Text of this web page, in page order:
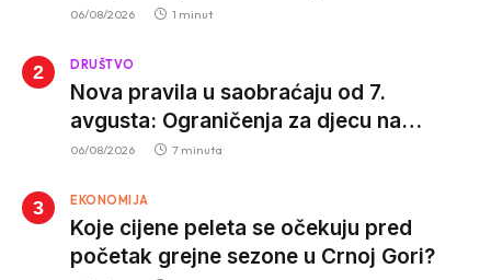
za izvršenje terorističkih djela
06/08/2026 1 minut
DRUŠTVO
Nova pravila u saobraćaju od 7.
avgusta: Ograničenja za djecu na
trotinetima i mlade vozače, veće kazne
06/08/2026 7 minuta
EKONOMIJA
Koje cijene peleta se očekuju pred
početak grejne sezone u Crnoj Gori?